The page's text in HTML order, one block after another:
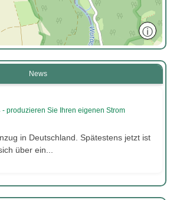
ⓘ
News
produzieren Sie Ihren eigenen Strom
in Deutschland. Spätestens jetzt ist
über ein...